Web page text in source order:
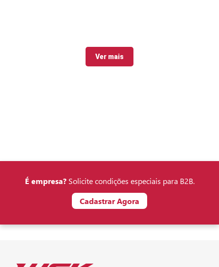
Ver mais
É empresa?Solicite condições especiais para B2B.
Cadastrar Agora